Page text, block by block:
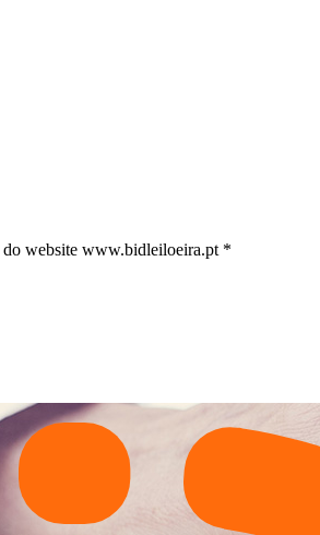
do website www.bidleiloeira.pt *